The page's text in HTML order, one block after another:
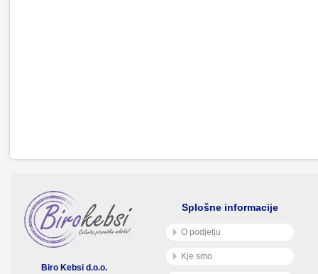
Biro Kebsi d.o.o.
Splošne informacije
O podjetju
Kje smo